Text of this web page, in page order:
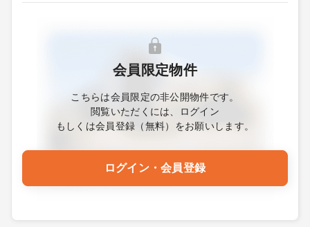
会員限定物件
こちらは会員限定の非公開物件です。
閲覧いただくには、ログイン
もしくは会員登録（無料）をお願いします。
ログイン・会員登録